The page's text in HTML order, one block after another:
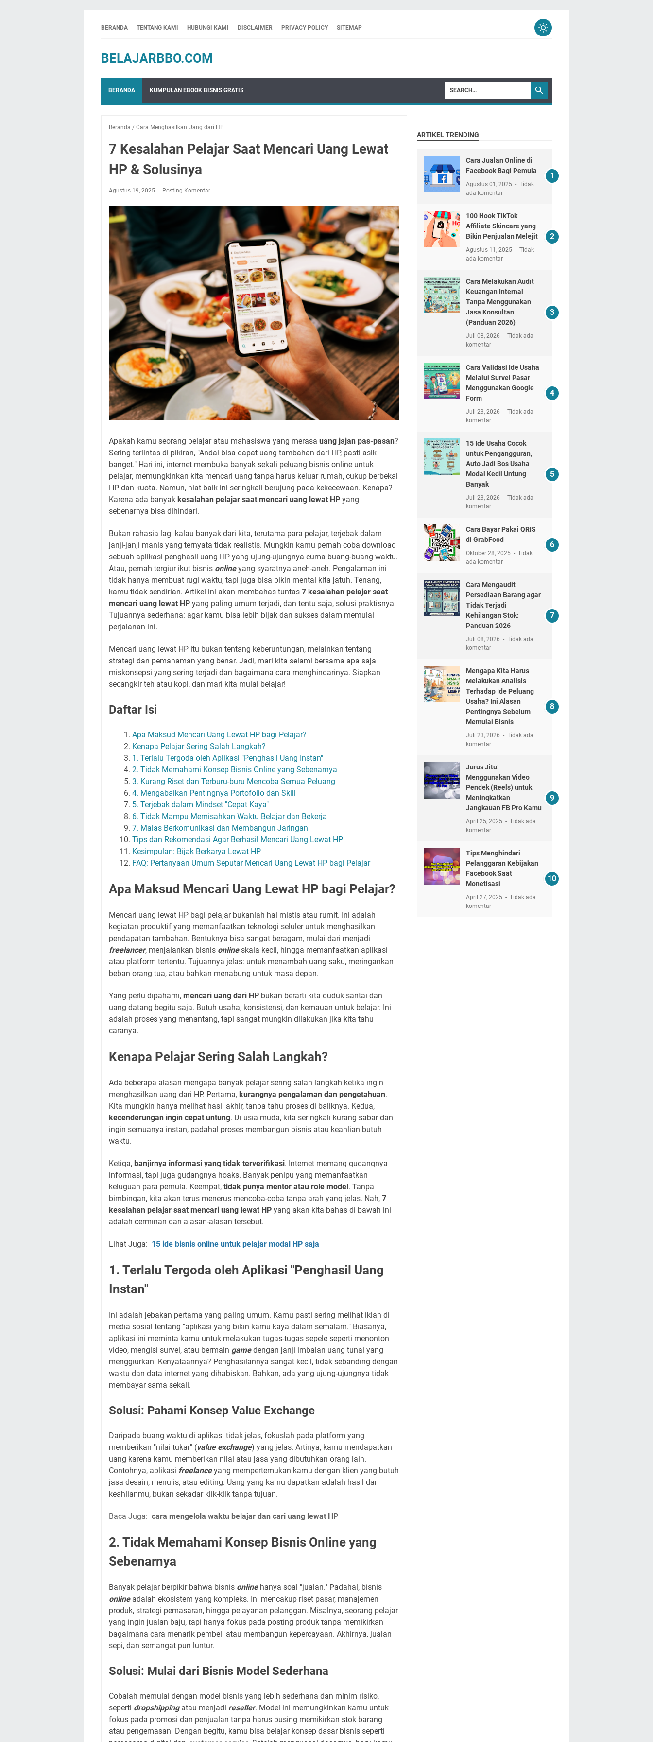
BERANDA TENTANG KAMI HUBUNGI KAMI DISCLAIMER PRIVACY POLICY SITEMAP
BELAJARBBO.COM
BERANDA KUMPULAN EBOOK BISNIS GRATIS
Beranda / Cara Menghasilkan Uang dari HP
7 Kesalahan Pelajar Saat Mencari Uang Lewat
HP & Solusinya
Agustus 19, 2025 Posting Komentar
Apakah kamu seorang pelajar atau mahasiswa yang merasa uang jajan pas-pasan?
Sering terlintas di pikiran, "Andai bisa dapat uang tambahan dari HP, pasti asik
banget." Hari ini, internet membuka banyak sekali peluang bisnis online untuk
pelajar, memungkinkan kita mencari uang tanpa harus keluar rumah, cukup berbekal
HP dan kuota. Namun, niat baik ini seringkali berujung pada kekecewaan. Kenapa?
Karena ada banyak kesalahan pelajar saat mencari uang lewat HP yang
sebenarnya bisa dihindari.
Bukan rahasia lagi kalau banyak dari kita, terutama para pelajar, terjebak dalam
janji-janji manis yang ternyata tidak realistis. Mungkin kamu pernah coba download
sebuah aplikasi penghasil uang HP yang ujung-ujungnya cuma buang-buang waktu.
Atau, pernah tergiur ikut bisnis onlineyang syaratnya aneh-aneh. Pengalaman ini
tidak hanya membuat rugi waktu, tapi juga bisa bikin mental kita jatuh. Tenang,
kamu tidak sendirian. Artikel ini akan membahas tuntas 7 kesalahan pelajar saat
mencari uang lewat HP yang paling umum terjadi, dan tentu saja, solusi praktisnya.
Tujuannya sederhana: agar kamu bisa lebih bijak dan sukses dalam memulai
perjalanan ini.
Mencari uang lewat HP itu bukan tentang keberuntungan, melainkan tentang
strategi dan pemahaman yang benar. Jadi, mari kita selami bersama apa saja
miskonsepsi yang sering terjadi dan bagaimana cara menghindarinya. Siapkan
secangkir teh atau kopi, dan mari kita mulai belajar!
Daftar Isi
Apa Maksud Mencari Uang Lewat HP bagi Pelajar?
Kenapa Pelajar Sering Salah Langkah?
1. Terlalu Tergoda oleh Aplikasi "Penghasil Uang Instan"
2. Tidak Memahami Konsep Bisnis Online yang Sebenarnya
3. Kurang Riset dan Terburu-buru Mencoba Semua Peluang
4. Mengabaikan Pentingnya Portofolio dan Skill
5. Terjebak dalam Mindset "Cepat Kaya"
6. Tidak Mampu Memisahkan Waktu Belajar dan Bekerja
7. Malas Berkomunikasi dan Membangun Jaringan
Tips dan Rekomendasi Agar Berhasil Mencari Uang Lewat HP
Kesimpulan: Bijak Berkarya Lewat HP
FAQ: Pertanyaan Umum Seputar Mencari Uang Lewat HP bagi Pelajar
Apa Maksud Mencari Uang Lewat HP bagi Pelajar?
Mencari uang lewat HP bagi pelajar bukanlah hal mistis atau rumit. Ini adalah
kegiatan produktif yang memanfaatkan teknologi seluler untuk menghasilkan
pendapatan tambahan. Bentuknya bisa sangat beragam, mulai dari menjadi
freelancer, menjalankan bisnis onlineskala kecil, hingga memanfaatkan aplikasi
atau platform tertentu. Tujuannya jelas: untuk menambah uang saku, meringankan
beban orang tua, atau bahkan menabung untuk masa depan.
Yang perlu dipahami, mencari uang dari HP bukan berarti kita duduk santai dan
uang datang begitu saja. Butuh usaha, konsistensi, dan kemauan untuk belajar. Ini
adalah proses yang menantang, tapi sangat mungkin dilakukan jika kita tahu
caranya.
Kenapa Pelajar Sering Salah Langkah?
Ada beberapa alasan mengapa banyak pelajar sering salah langkah ketika ingin
menghasilkan uang dari HP. Pertama, kurangnya pengalaman dan pengetahuan.
Kita mungkin hanya melihat hasil akhir, tanpa tahu proses di baliknya. Kedua,
kecenderungan ingin cepat untung. Di usia muda, kita seringkali kurang sabar dan
ingin semuanya instan, padahal proses membangun bisnis atau keahlian butuh
waktu.
Ketiga, banjirnya informasi yang tidak terverifikasi. Internet memang gudangnya
informasi, tapi juga gudangnya hoaks. Banyak penipu yang memanfaatkan
keluguan para pemula. Keempat, tidak punya mentor atau role model. Tanpa
bimbingan, kita akan terus menerus mencoba-coba tanpa arah yang jelas. Nah, 7
kesalahan pelajar saat mencari uang lewat HP yang akan kita bahas di bawah ini
adalah cerminan dari alasan-alasan tersebut.
Lihat Juga: 15 ide bisnis online untuk pelajar modal HP saja
1. Terlalu Tergoda oleh Aplikasi "Penghasil Uang
Instan"
Ini adalah jebakan pertama yang paling umum. Kamu pasti sering melihat iklan di
media sosial tentang "aplikasi yang bikin kamu kaya dalam semalam." Biasanya,
aplikasi ini meminta kamu untuk melakukan tugas-tugas sepele seperti menonton
video, mengisi survei, atau bermain gamedengan janji imbalan uang tunai yang
menggiurkan. Kenyataannya? Penghasilannya sangat kecil, tidak sebanding dengan
waktu dan data internet yang dihabiskan. Bahkan, ada yang ujung-ujungnya tidak
membayar sama sekali.
Solusi: Pahami Konsep Value Exchange
Daripada buang waktu di aplikasi tidak jelas, fokuslah pada platform yang
memberikan "nilai tukar" (value exchange) yang jelas. Artinya, kamu mendapatkan
uang karena kamu memberikan nilai atau jasa yang dibutuhkan orang lain.
Contohnya, aplikasi freelanceyang mempertemukan kamu dengan klien yang butuh
jasa desain, menulis, atau editing. Uang yang kamu dapatkan adalah hasil dari
keahlianmu, bukan sekadar klik-klik tanpa tujuan.
Baca Juga: cara mengelola waktu belajar dan cari uang lewat HP
2. Tidak Memahami Konsep Bisnis Online yang
Sebenarnya
Banyak pelajar berpikir bahwa bisnis onlinehanya soal "jualan." Padahal, bisnis
onlineadalah ekosistem yang kompleks. Ini mencakup riset pasar, manajemen
produk, strategi pemasaran, hingga pelayanan pelanggan. Misalnya, seorang pelajar
yang ingin jualan baju, tapi hanya fokus pada posting produk tanpa memikirkan
bagaimana cara menarik pembeli atau membangun kepercayaan. Akhirnya, jualan
sepi, dan semangat pun luntur.
Solusi: Mulai dari Bisnis Model Sederhana
Cobalah memulai dengan model bisnis yang lebih sederhana dan minim risiko,
seperti dropshippingatau menjadi reseller. Model ini memungkinkan kamu untuk
fokus pada promosi dan penjualan tanpa harus pusing memikirkan stok barang
atau pengemasan. Dengan begitu, kamu bisa belajar konsep dasar bisnis seperti
ARTIKEL TRENDING
Cara Jualan Online di
Facebook Bagi Pemula
Agustus 01, 2025
Tidak
ada komentar
100 Hook TikTok
Affiliate Skincare yang
Bikin Penjualan Melejit
Agustus 11, 2025
Tidak
ada komentar
Cara Melakukan Audit
Keuangan Internal
Tanpa Menggunakan
Jasa Konsultan
(Panduan 2026)
Juli 08, 2026
Tidak ada
komentar
Cara Validasi Ide Usaha
Melalui Survei Pasar
Menggunakan Google
Form
Juli 23, 2026
Tidak ada
komentar
15 Ide Usaha Cocok
untuk Pengangguran,
Auto Jadi Bos Usaha
Modal Kecil Untung
Banyak
Juli 23, 2026
Tidak ada
komentar
Cara Bayar Pakai QRIS
di GrabFood
Oktober 28, 2025
Tidak
ada komentar
Cara Mengaudit
Persediaan Barang agar
Tidak Terjadi
Kehilangan Stok:
Panduan 2026
Juli 08, 2026
Tidak ada
komentar
Mengapa Kita Harus
Melakukan Analisis
Terhadap Ide Peluang
Usaha? Ini Alasan
Pentingnya Sebelum
Memulai Bisnis
Juli 23, 2026
Tidak ada
komentar
Jurus Jitu!
Menggunakan Video
Pendek (Reels) untuk
Meningkatkan
Jangkauan FB Pro Kamu
April 25, 2025
Tidak ada
komentar
Tips Menghindari
Pelanggaran Kebijakan
Facebook Saat
Monetisasi
April 27, 2025
Tidak ada
komentar